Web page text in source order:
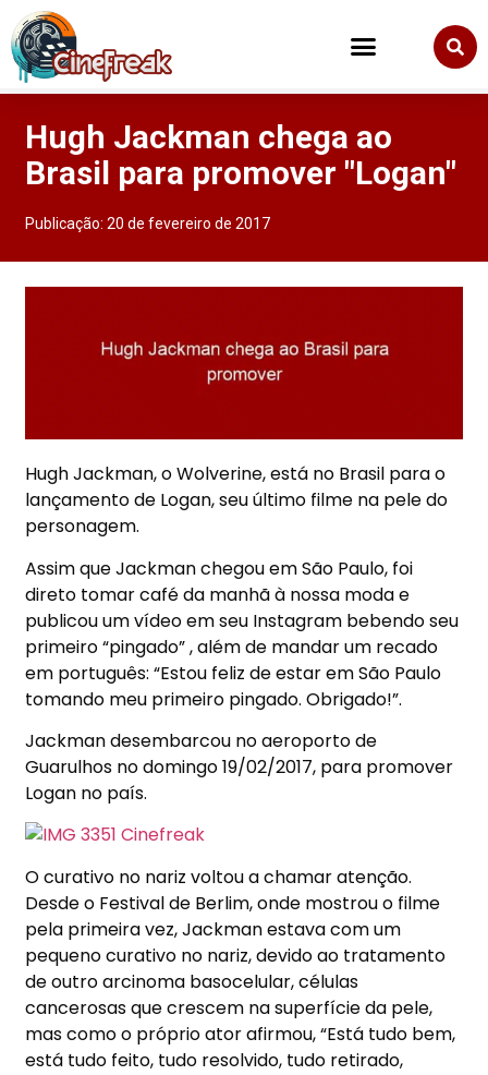
Hugh Jackman chega ao
Brasil para promover "Logan"
Publicação:20 de fevereiro de 2017
Hugh Jackman, o Wolverine, está no Brasil para o
lançamento de Logan, seu último filme na pele do
personagem.
Assim que Jackman chegou em São Paulo, foi
direto tomar café da manhã à nossa moda e
publicou um vídeo em seu Instagram bebendo seu
primeiro “pingado” , além de mandar um recado
em português: “Estou feliz de estar em São Paulo
tomando meu primeiro pingado. Obrigado!”.
Jackman desembarcou no aeroporto de
Guarulhos no domingo 19/02/2017, para promover
Logan no país.
O curativo no nariz voltou a chamar atenção.
Desde o Festival de Berlim, onde mostrou o filme
pela primeira vez, Jackman estava com um
pequeno curativo no nariz, devido ao tratamento
de outro arcinoma basocelular, células
cancerosas que crescem na superfície da pele,
mas como o próprio ator afirmou, “Está tudo bem,
está tudo feito, tudo resolvido, tudo retirado,